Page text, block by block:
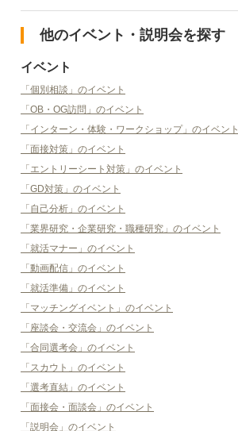
他のイベント・説明会を探す
イベント
「個別相談」のイベント
「OB・OG訪問」のイベント
「インターン・体験・ワークショップ」のイベント
「面接対策」のイベント
「エントリーシート対策」のイベント
「GD対策」のイベント
「自己分析」のイベント
「業界研究・企業研究・職種研究」のイベント
「就活マナー」のイベント
「動画配信」のイベント
「就活準備」のイベント
「マッチングイベント」のイベント
「座談会・交流会」のイベント
「合同選考会」のイベント
「スカウト」のイベント
「選考直結」のイベント
「面接会・面談会」のイベント
「説明会」のイベント